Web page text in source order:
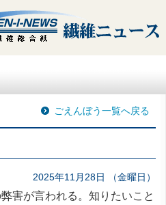
ごえんぼう一覧へ戻る
2025年11月28日 （金曜日）
害が言われる。知りたいこと